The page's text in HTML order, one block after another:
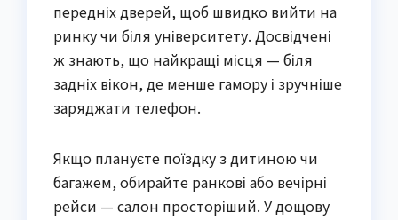
передніх дверей, щоб швидко вийти на
ринку чи біля університету. Досвідчені
ж знають, що найкращі місця — біля
задніх вікон, де менше гамору і зручніше
заряджати телефон.
Якщо плануєте поїздку з дитиною чи
багажем, обирайте ранкові або вечірні
рейси — салон просторіший. У дощову